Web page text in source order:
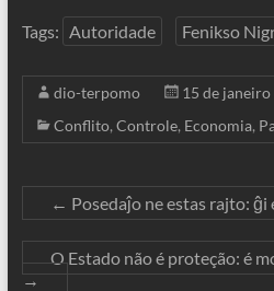
Tags: Autoridade Fenikso
dio-terpomo
15 de
Conflito,Controle, Economia,
← Posedaĵo ne estas rajto:
O Estado não é proteção: é
→